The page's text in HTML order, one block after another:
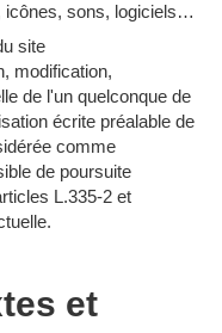
icônes, sons, logiciels…
site
modification,
de l'un quelconque de
écrite préalable de
comme
de poursuite
L.335-2 et
et